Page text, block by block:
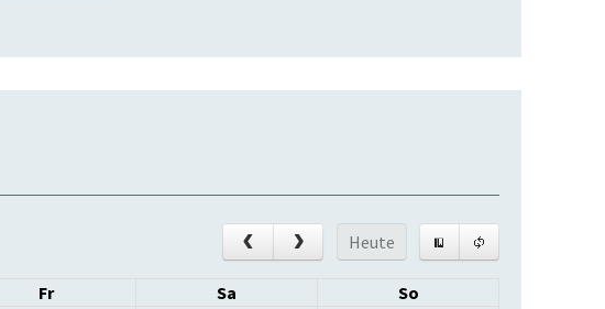
Heute
Fr Sa
So